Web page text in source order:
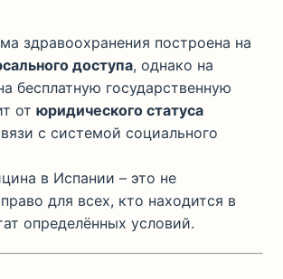
здравоохранения построена на
доступа, однако на
бесплатную государственную
от юридического статуса
с системой социального
в Испании – это не
для всех, кто находится в
определённых условий.